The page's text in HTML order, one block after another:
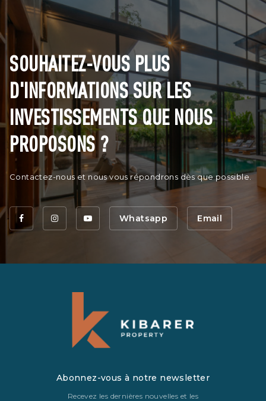
SOUHAITEZ-VOUS PLUS
D'INFORMATIONS SUR LES
INVESTISSEMENTS QUE NOUS
PROPOSONS ?
Contactez-nous et nous vous répondrons dès que possible.
Whatsapp Email
Abonnez-vous à notre newsletter
Recevez les dernières nouvelles et les